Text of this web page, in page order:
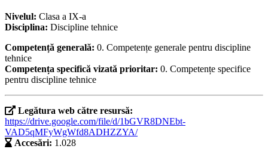
Nivelul: Clasa a IX-a
Disciplina: Discipline tehnice
Competență generală: 0. Competențe generale pentru discipline
tehnice
Competența specifică vizată prioritar: 0. Competențe specifice
pentru discipline tehnice
Legătura web către resursă:
https://drive.google.com/file/d/1bGVR8DNEbt-
VAD5qMFyWgWfd8ADHZZYA/
Accesări: 1.028